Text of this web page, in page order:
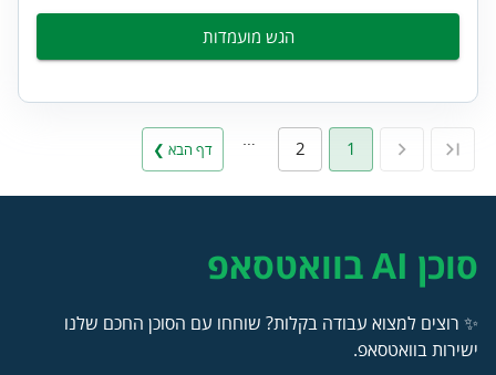
הגש מועמדות
1
2 דף הבא ❯
סוכן AI בוואטסאפ
✨ רוצים למצוא עבודה בקלות? שוחחו עם הסוכן החכם שלנו
ישירות בוואטסאפ.